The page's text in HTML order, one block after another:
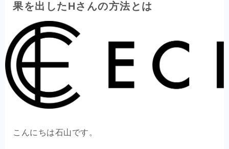
最新コラム
公式メルマガ
OEM商品×Amazon
OEM商品×Yahoo!
OEM商品×楽天
果を出したHさんの方法とは
こんにちは石山です。